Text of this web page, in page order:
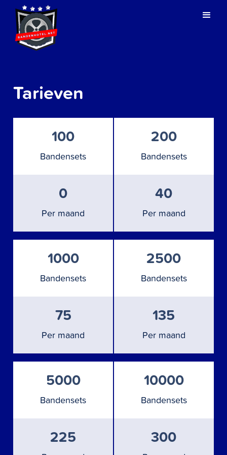
Tarieven
100
Bandensets
0
Per maand
200
Bandensets
40
Per maand
1000
Bandensets
75
Per maand
2500
Bandensets
135
Per maand
5000
Bandensets
225
10000
Bandensets
300